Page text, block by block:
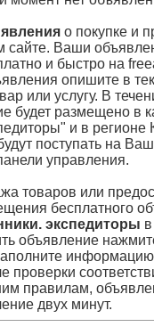
о покупке и
сайте. Ваши
и быстро на
опишите в
или услугу. В
будет размещено в
и в регионе
поступать на
управления.
товаров или
бесплатного
экспедиторы
объявление
проверки
правилам,
двух минут.